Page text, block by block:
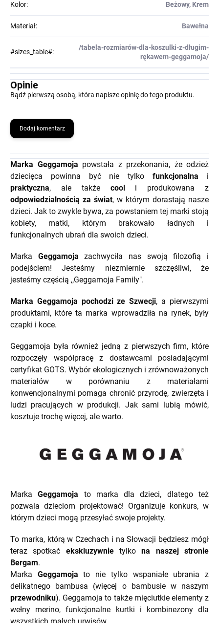
Kolor: Beżowy, Krem
Materiał: Bawełna
#sizes_table#:
/tabela-rozmiarów-dla-koszulki-z-długim-
rękawem-geggamoja/
Opinie
Bądź pierwszą osobą, która napisze opinię do tego produktu.
Dodaj komentarz
Marka Geggamoja powstała z przekonania, że odzież
dziecięca powinna być nie tylkofunkcjonalna i
praktyczna, ale także cool
i produkowana z
odpowiedzialnością za świat, w którym dorastają nasze
dzieci. Jak to zwykle bywa, za powstaniem tej marki stoją
kobiety, matki, którym brakowało ładnych i
funkcjonalnych ubrań dla swoich dzieci.
Marka Geggamoja zachwyciła nas swoją filozofią i
podejściem! Jesteśmy niezmiernie szczęśliwi, że
jesteśmy częścią ,,Geggamoja Family".
Marka Geggamoja pochodzi ze Szwecji, a pierwszymi
produktami, które ta marka wprowadziła na rynek, były
czapki i koce.
Geggamoja była również jedną z pierwszych firm, które
rozpoczęły współpracę z dostawcami posiadającymi
certyfikat GOTS. Wybór ekologicznych i zrównoważonych
materiałów w porównaniu z materiałami
konwencjonalnymi pomaga chronić przyrodę, zwierzęta i
ludzi pracujących w produkcji. Jak sami lubią mówić,
kosztuje trochę więcej, ale warto.
MarkaGeggamoja to marka dla dzieci, dlatego też
pozwala dzieciom projektować! Organizuje konkurs, w
którym dzieci mogą przesyłać swoje projekty.
To marka, którą w Czechach i na Słowacji będziesz mógł
teraz spotkać ekskluzywnietylkona naszej stronie
Bergam.
Marka Geggamoja to nie tylko wspaniałe ubrania z
delikatnego bambusa (więcej o bambusie w naszym
przewodniku). Geggamoja to także mięciutkie elementy z
wełny merino, funkcjonalne kurtki i kombinezony dla